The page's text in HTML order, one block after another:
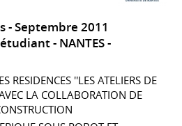
Septembre 2011
NANTES
RESIDENCES ''LES ATELIERS DE
LA COLLABORATION DE